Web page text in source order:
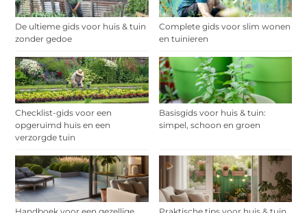
De ultieme gids voor huis & tuin
zonder gedoe
Complete gids voor slim wonen
en tuinieren
Checklist-gids voor een
opgeruimd huis en een
verzorgde tuin
Basisgids voor huis & tuin:
simpel, schoon en groen